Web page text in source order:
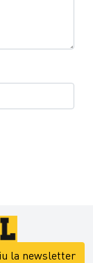
la newsletter